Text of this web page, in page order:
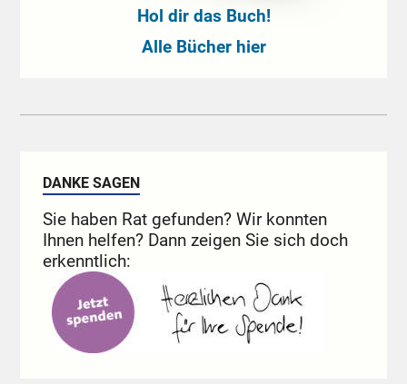
Hol dir das Buch!
Alle Bücher hier
DANKE SAGEN
Sie haben Rat gefunden? Wir konnten
Ihnen helfen? Dann zeigen Sie sich doch
erkenntlich: